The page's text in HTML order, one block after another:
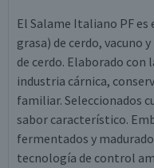
El Salame Italiano PF
grasa) de cerdo, vacuno
de cerdo. Elaborado
industria cárnica,
familiar. Seleccionados
sabor característico.
fermentados y
tecnología de control